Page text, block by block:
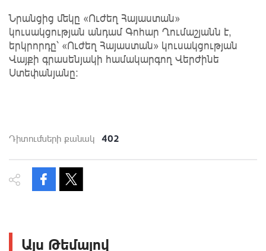
Նրանցից մեկը «Ուժեղ Հայաստան»
կուսակցության անդամ Գոհար Ղումաշյանն է,
երկրորդը՝ «Ուժեղ Հայաստան» կուսակցության
Վայքի գրասենյակի համակարգող Վերժինե
Ստեփանյանը։
Դիտումների քանակ 402
Այս Թեմայով